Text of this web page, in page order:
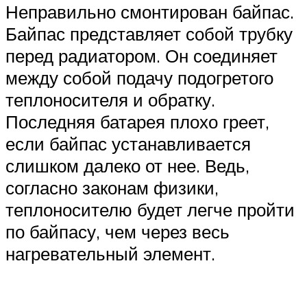
Неправильно смонтирован байпас.
Байпас представляет собой трубку
перед радиатором. Он соединяет
между собой подачу подогретого
теплоносителя и обратку.
Последняя батарея плохо греет,
если байпас устанавливается
слишком далеко от нее. Ведь,
согласно законам физики,
теплоносителю будет легче пройти
по байпасу, чем через весь
нагревательный элемент.